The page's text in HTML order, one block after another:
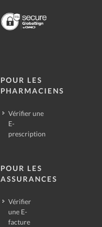
POUR LES
PHARMACIENS
Vérifier une
E-
prescription
POUR LES
ASSURANCES
Vérifier
une E-
facture